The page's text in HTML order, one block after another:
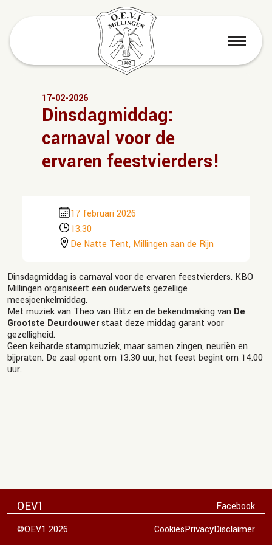
menu
17-02-2026
Dinsdagmiddag:
carnaval voor de
ervaren feestvierders!
17 februari 2026
13:30
De Natte Tent, Millingen aan de Rijn
Dinsdagmiddag is carnaval voor de ervaren feestvierders. KBO
Millingen organiseert een ouderwets gezellige
meesjoenkelmiddag.
Met muziek van Theo van Blitz en de bekendmaking van De
Grootste Deurdouwerstaat deze middag garant voor
gezelligheid.
Geen keiharde stampmuziek, maar samen zingen, neuriën en
bijpraten. De zaal opent om 13.30 uur, het feest begint om 14.00
uur.
OEV1
Facebook
©OEV1 2026
CookiesPrivacyDisclaimer